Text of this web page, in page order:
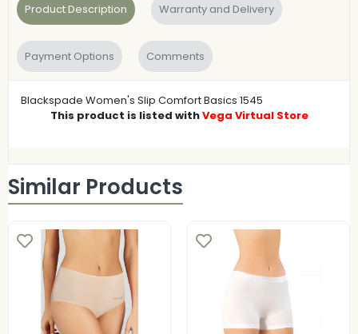
Product Description Warranty and Delivery
Payment Options Comments
Blackspade Women's Slip Comfort Basics 1545
This product is listed withVega Virtual Store
Similar Products